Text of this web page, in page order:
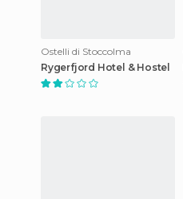
Ostelli di Stoccolma
Rygerfjord Hotel & Hostel